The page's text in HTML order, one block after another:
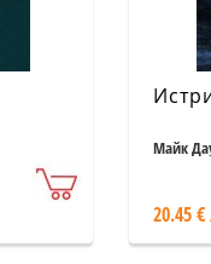
Майк
20.45